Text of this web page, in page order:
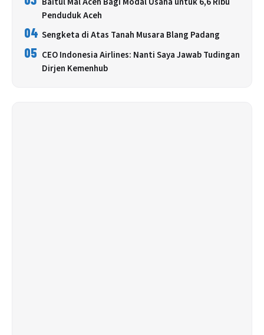
Penduduk Aceh
04 Sengketa di Atas Tanah Musara Blang Padang
05 CEO Indonesia Airlines: Nanti Saya Jawab Tudingan
Dirjen Kemenhub